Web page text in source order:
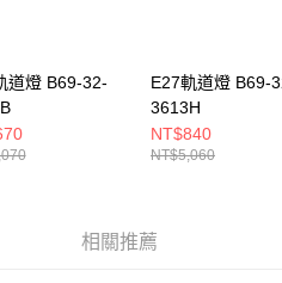
資訊註冊。若發現惡意使用之情形，
戶之使用額度並採取法律行動。
道燈 B69-32-
E27軌道燈 B69-
3613H
NT$840
NT$5,060
相關推薦